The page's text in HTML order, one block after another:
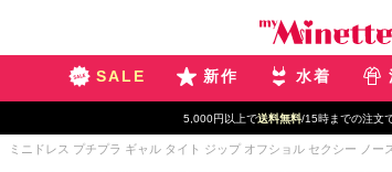
SALE 新作 水着
新規登録で最大
ミニドレス プチプラ ギャル タイト ジップ オフショル セクシー ノ